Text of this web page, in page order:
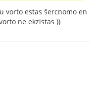
vorto estas ŝercnomo en
ne ekzistas ))